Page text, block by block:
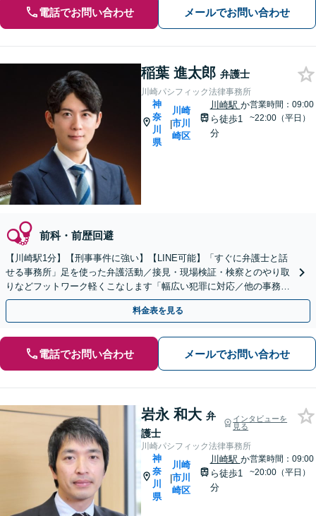
電話でお問い合わせ メールでお問い合わせ
稲葉 進太郎 弁護士
川崎パシフィック法律事務所
神
奈
川
県
|
川崎
市川
崎区
川崎駅 か
ら徒歩1
分
営業時間：09:00
~22:00（平日）
前科・前歴回避
【川崎駅1分】【刑事事件に強い】【LINE可能】「すぐに弁護士と話
せる事務所」足を使った弁護活動／接見・現場検証・検察とのやり取
りなどフットワーク軽くこなします「幅広い犯罪に対応／他の事務所
で断られた事件もご相談を」【休日・夜間相談可】
料金表を見る
電話でお問い合わせ メールでお問い合わせ
岩永 和大 弁
護士
インタビューを
見る
川崎パシフィック法律事務所
神
奈
川
県
|
川崎
市川
崎区
川崎駅 か
ら徒歩1
分
営業時間：09:00
~20:00（平日）